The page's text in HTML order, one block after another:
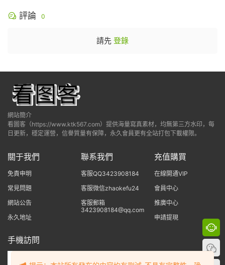
評論 0
請先 登錄
網站簡介
看圖客（https://www.ktk567.com）提供海量寫真素材，均無第三方水印，每
日更新，穩定運營，信譽質量有保障，永久會員更有全站打包下載權限。
關于我們
免責申明
常見問題
網站公告
永久地址
聯系我們
客服QQ3423908184
客服微信zhaokefu24
客服郵箱
3423908184@qq.com
充值購買
在線開通VIP
會員中心
推廣中心
申請提現
手機訪問